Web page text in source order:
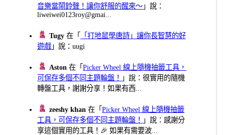
音樂當鬧鈴聲！讓你舒服的醒來～ 」說：
liweiwei0123roy@gmai...
Tugy 在「
「打地鼠學唐詩」讓你長智慧的好
遊戲 」說：uugi
Aston 在「Picker Wheel 線上隨機抽籤工具，
可保存多個不同主題輪盤！
」說：很實用的隨機
轉盤工具，謝謝分享！如果有西...
zeeshy khan 在「Picker Wheel 線上隨機抽籤
工具，可保存多個不同主題輪盤！
」說：感謝分
享這個實用的工具！🎉 如果有需要波...